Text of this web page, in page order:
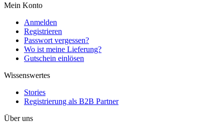
Mein Konto
Anmelden
Registrieren
Passwort vergessen?
Wo ist meine Lieferung?
Gutschein einlösen
Wissenswertes
Stories
Registrierung als B2B Partner
Über uns